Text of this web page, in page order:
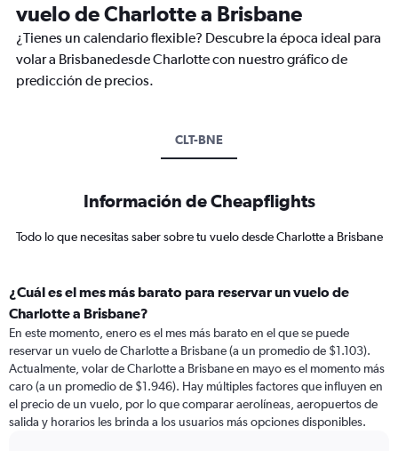
vuelo de Charlotte a Brisbane
¿Tienes un calendario flexible? Descubre la época ideal para
volar a Brisbanedesde Charlotte con nuestro gráfico de
predicción de precios.
CLT-BNE
Información de Cheapflights
Todo lo que necesitas saber sobre tu vuelo desde Charlotte a Brisbane
¿Cuál es el mes más barato para reservar un vuelo de
Charlotte a Brisbane?
En este momento, enero es el mes más barato en el que se puede
reservar un vuelo de Charlotte a Brisbane (a un promedio de $1.103).
Actualmente, volar de Charlotte a Brisbane en mayo es el momento más
caro (a un promedio de $1.946). Hay múltiples factores que influyen en
el precio de un vuelo, por lo que comparar aerolíneas, aeropuertos de
salida y horarios les brinda a los usuarios más opciones disponibles.